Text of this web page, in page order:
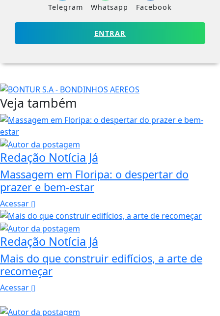
Telegram Whatsapp Facebook
ENTRAR
Veja também
Redação Notícia Já
Massagem em Floripa: o despertar do
prazer e bem-estar
Acessar
Redação Notícia Já
Mais do que construir edifícios, a arte de
recomeçar
Acessar